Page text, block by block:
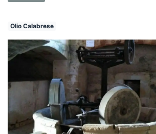
Olio Calabrese